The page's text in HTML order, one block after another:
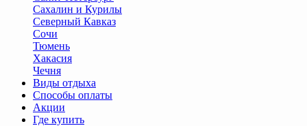
Сахалин и Курилы
Северный Кавказ
Сочи
Тюмень
Хакасия
Чечня
Виды отдыха
Способы оплаты
Акции
Где купить